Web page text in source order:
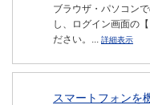
ブラウザ・パソコン
し、ログイン画面の
ださい。... 詳細表示
スマートフォンを